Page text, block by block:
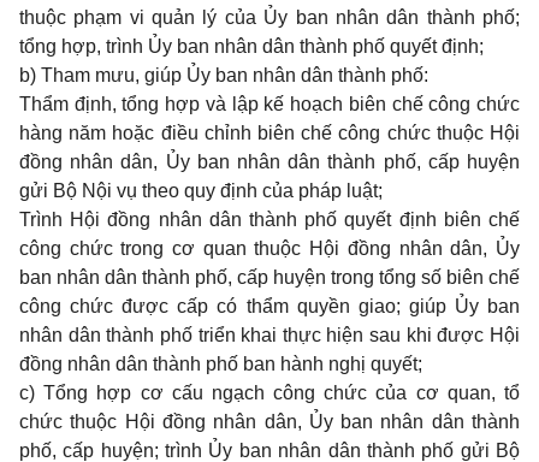
thuộc phạm vi quản lý của Ủy ban nhân dân thành phố;
tổng hợp, trình Ủy ban nhân dân thành phố quyết định;
b) Tham mưu, giúp Ủy ban nhân dân thành phố:
Thẩm định, tổng hợp và lập kế hoạch biên chế công chức
hàng năm hoặc điều chỉnh biên chế công chức thuộc Hội
đồng nhân dân, Ủy ban nhân dân thành phố, cấp huyện
gửi Bộ Nội vụ theo quy định của pháp luật;
Trình Hội đồng nhân dân thành phố quyết định biên chế
công chức trong cơ quan thuộc Hội đồng nhân dân, Ủy
ban nhân dân thành phố, cấp huyện trong tổng số biên chế
công chức được cấp có thẩm quyền giao; giúp Ủy ban
nhân dân thành phố triển khai thực hiện sau khi được Hội
đồng nhân dân thành phố ban hành nghị quyết;
c) Tổng hợp cơ cấu ngạch công chức của cơ quan, tổ
chức thuộc Hội đồng nhân dân, Ủy ban nhân dân thành
phố, cấp huyện; trình Ủy ban nhân dân thành phố gửi Bộ